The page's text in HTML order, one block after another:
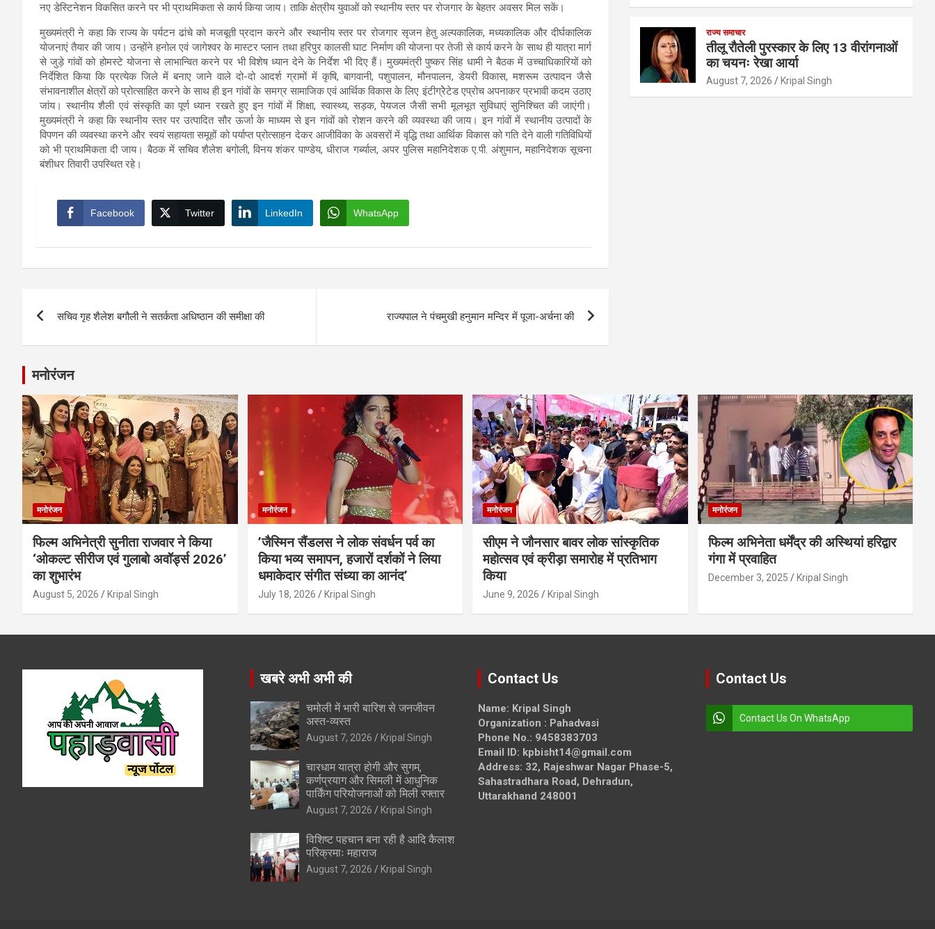
नए डेस्टिनेशन विकसित करने पर भी प्राथमिकता से कार्य किया जाय। ताकि क्षेत्रीय युवाओं को स्थानीय स्तर पर रोजगार के बेहतर अवसर मिल सकें।
मुख्यमंत्री ने कहा कि राज्य के पर्यटन ढांचे को मजबूती प्रदान करने और स्थानीय स्तर पर रोजगार सृजन हेतु अल्पकालिक, मध्यकालिक और दीर्घकालिक
योजनाएं तैयार की जाय। उन्होंने हनोल एवं जागेश्वर के मास्टर प्लान तथा हरिपुर कालसी घाट निर्माण की योजना पर तेजी से कार्य करने के साथ ही यात्रा मार्ग
से जुड़े गांवों को होमस्टे योजना से लाभान्वित करने पर भी विशेष ध्यान देने के निर्देश भी दिए हैं। मुख्यमंत्री पुष्कर सिंह धामी ने बैठक में उच्चाधिकारियों को
निर्देशित किया कि प्रत्येक जिले में बनाए जाने वाले दो-दो आदर्श ग्रामों में कृषि, बागवानी, पशुपालन, मौनपालन, डेयरी विकास, मशरूम उत्पादन जैसे
संभावनाशील क्षेत्रों को प्रोत्साहित करने के साथ ही इन गांवों के समग्र सामाजिक एवं आर्थिक विकास के लिए इंटीग्रेेटेड एप्रोच अपनाकर प्रभावी कदम उठाए
जांय। स्थानीय शैली एवं संस्कृति का पूर्ण ध्यान रखते हुए इन गांवों में शिक्षा, स्वास्थ्य, सड़क, पेयजल जैसी सभी मूलभूत सुविधाएं सुनिश्चित की जाएंगी।
मुख्यमंत्री ने कहा कि स्थानीय स्तर पर उत्पादित सौर ऊर्जा के माध्यम से इन गांवों को रोशन करने की व्यवस्था की जाय। इन गांवों में स्थानीय उत्पादों के
विपणन की व्यवस्था करने और स्वयं सहायता समूहों को पर्याप्त प्रोत्साहन देकर आजीविका के अवसरों में वृद्धि तथा आर्थिक विकास को गति देने वाली गतिविधियों
को भी प्राथमिकता दी जाय। बैठक में सचिव शैलेश बगोली, विनय शंकर पाण्डेय, धीराज गर्ब्याल, अपर पुलिस महानिदेशक ए.पी. अंशुमान, महानिदेशक सूचना
बंशीधर तिवारी उपस्थित रहे।
Facebook Twitter LinkedIn WhatsApp
navigation
सचिव गृह शैलेश बगौली ने सतर्कता अधिष्ठान की समीक्षा की राज्यपाल ने पंचमुखी हनुमान मन्दिर में पूजा-अर्चना की
राज्य समाचार
तीलू रौतेली पुरस्कार के लिए 13 वीरांगनाओं
का चयनः रेखा आर्या
August 7, 2026 Kripal Singh
मनोरंजन
मनोरंजन
फिल्म अभिनेत्री सुनीता राजवार ने किया
‘ओकल्ट सीरीज एवं गुलाबो अवॉर्ड्स 2026’
का शुभारंभ
August 5, 2026 Kripal Singh
मनोरंजन
’जैस्मिन सैंडलस ने लोक संवर्धन पर्व का
किया भव्य समापन, हजारों दर्शकों ने लिया
धमाकेदार संगीत संध्या का आनंद’
July 18, 2026 Kripal Singh
मनोरंजन
सीएम ने जौनसार बावर लोक सांस्कृतिक
महोत्सव एवं क्रीड़ा समारोह में प्रतिभाग
किया
June 9, 2026 Kripal Singh
मनोरंजन
फिल्म अभिनेता धर्मेंद्र की अस्थियां हरिद्वार
गंगा में प्रवाहित
December 3, 2025 Kripal Singh
खबरे अभी अभी की
चमोली में भारी बारिश से जनजीवन
अस्त-व्यस्त
August 7, 2026 Kripal Singh
चारधाम यात्रा होगी और सुगम,
कर्णप्रयाग और सिमली में आधुनिक
पार्किंग परियोजनाओं को मिली रफ्तार
August 7, 2026 Kripal Singh
विशिष्ट पहचान बना रही है आदि कैलाश
परिक्रमाः महाराज
August 7, 2026 Kripal Singh
Contact Us
Name: Kripal Singh
Organization : Pahadvasi
Phone No.: 9458383703
Email ID: kpbisht14@gmail.com
Address: 32, Rajeshwar Nagar Phase-5,
Sahastradhara Road, Dehradun,
Uttarakhand 248001
Contact Us
Contact Us On WhatsApp